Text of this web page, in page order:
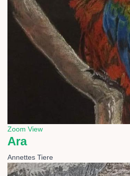
Zoom View
Ara
Annettes Tiere